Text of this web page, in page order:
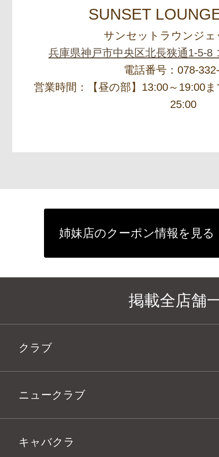
SUNSET
サンセットラウンジェ
兵庫県神戸市中央区北長狭通1-5-8
電話番号：078-
営業時間：【昼の部】13:00～19:00
25:00
姉妹店のクーポン情報を見る
掲載全店舗
クラブ
ニュークラブ
キャバクラ